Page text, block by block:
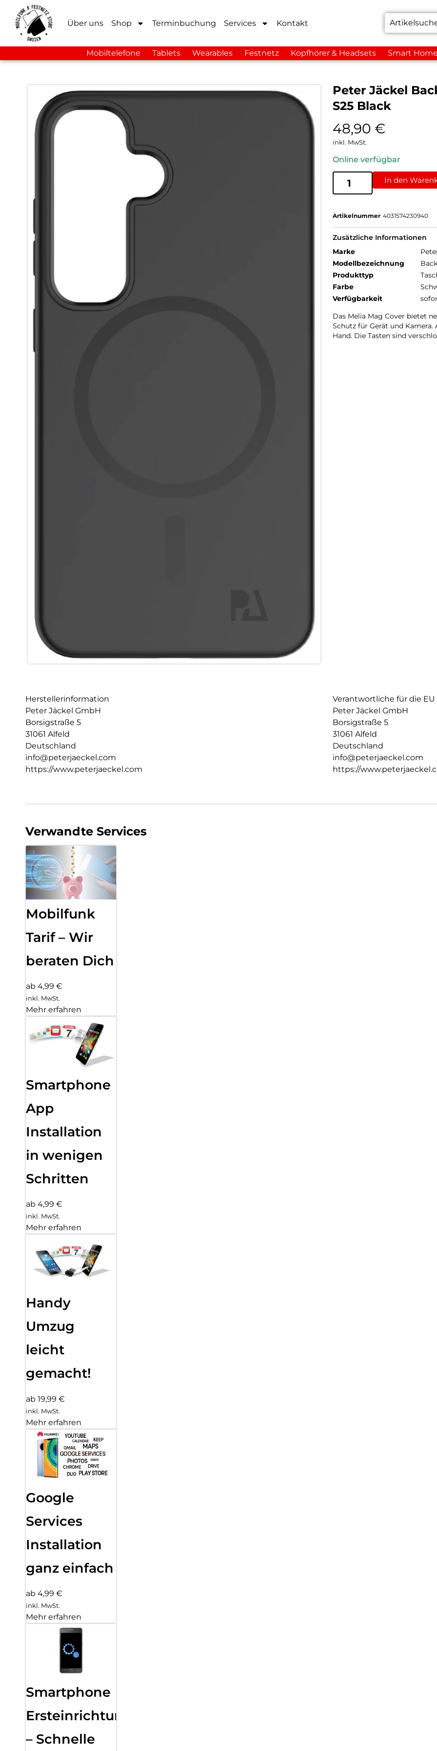
Über uns Shop Terminbuchung Services Kontakt
Mobiltelefone Tablets Wearables Festnetz Kopfhörer & Headsets Smart
Peter Jäckel
S25 Black
48,90 €
inkl. MwSt.
Online verfügbar
In den
Artikelnummer 4031574230940
Zusätzliche Informationen
Marke
Modellbezeichnung
Produkttyp
Farbe
Verfügbarkeit
Das Melia Mag Cover bietet
Schutz für Gerät und
Hand. Die Tasten sind
Herstellerinformation
Peter Jäckel GmbH
Borsigstraße 5
31061 Alfeld
Deutschland
info@peterjaeckel.com
https://www.peterjaeckel.com
Verantwortliche für die EU
Peter Jäckel GmbH
Borsigstraße 5
31061 Alfeld
Deutschland
info@peterjaeckel.com
https://
Verwandte Services
Mobilfunk
Tarif – Wir
beraten Dich
ab 4,99 €
inkl. MwSt.
Mehr erfahren
Smartphone
App
Installation
in wenigen
Schritten
ab 4,99 €
inkl. MwSt.
Mehr erfahren
Handy
Umzug
leicht
gemacht!
ab 19,99 €
inkl. MwSt.
Mehr erfahren
Google
Services
Installation
ganz einfach
ab 4,99 €
inkl. MwSt.
Mehr erfahren
Smartphone
Ersteinrichtung
– Schnelle